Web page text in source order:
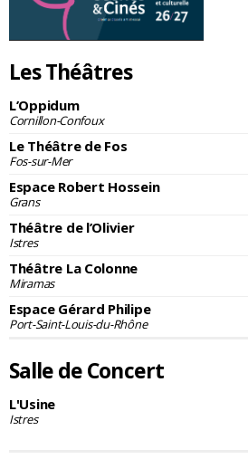
Les Théâtres
L’Oppidum
Cornillon-Confoux
Le Théâtre de Fos
Fos-sur-Mer
Espace Robert Hossein
Grans
Théâtre de l’Olivier
Istres
Théâtre La Colonne
Miramas
Espace Gérard Philipe
Port-Saint-Louis-du-Rhône
Salle de Concert
L'Usine
Istres